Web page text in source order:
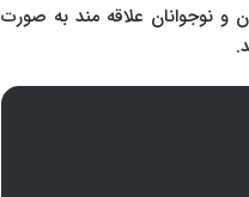
و نوجوانان علاقه مند به صورت